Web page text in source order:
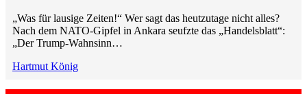
„Was für lausige Zeiten!“ Wer sagt das heutzutage nicht alles?
Nach dem NATO-Gipfel in Ankara seufzte das „Handelsblatt“:
„Der Trump-Wahnsinn…
Hartmut König